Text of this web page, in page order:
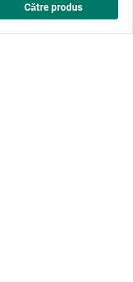
Către produs
tăiere fină